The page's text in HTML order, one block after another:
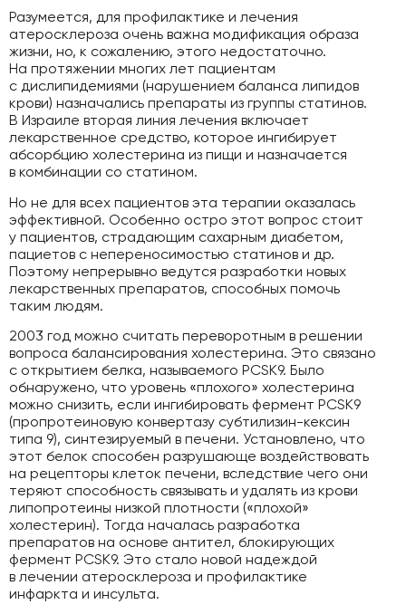
Разумеется, для профилактике и лечения
атеросклероза очень важна модификация образа
жизни, но, к сожалению, этого недостаточно.
На протяжении многих лет пациентам
с дислипидемиями (нарушением баланса липидов
крови) назначались препараты из группы статинов.
В Израиле вторая линия лечения включает
лекарственное средство, которое ингибирует
абсорбцию холестерина из пищи и назначается
в комбинации со статином.
Но не для всех пациентов эта терапии оказалась
эффективной. Особенно остро этот вопрос стоит
у пациентов, страдающим сахарным диабетом,
пациетов с непереносимостью статинов и др.
Поэтому непрерывно ведутся разработки новых
лекарственных препаратов, способных помочь
таким людям.
2003 год можно считать переворотным в решении
вопроса балансирования холестерина. Это связано
с открытием белка, называемого PCSK9. Было
обнаружено, что уровень «плохого» холестерина
можно снизить, если ингибировать фермент PCSK9
(пропротеиновую конвертазу субтилизин-кексин
типа 9), синтезируемый в печени. Установлено, что
этот белок способен разрушающе воздействовать
на рецепторы клеток печени, вследствие чего они
теряют способность связывать и удалять из крови
липопротеины низкой плотности («плохой»
холестерин). Тогда началась разработка
препаратов на основе антител, блокирующих
фермент PCSK9. Это стало новой надеждой
в лечении атеросклероза и профилактике
инфаркта и инсульта.